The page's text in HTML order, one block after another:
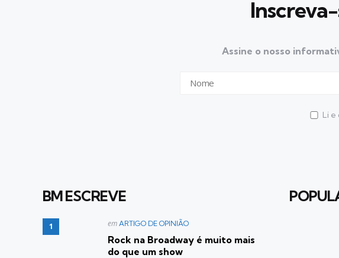
Assine o nosso
Li
BM ESCREVE
Postado
em ARTIGO DE OPINIÃO
Rock na Broadway é muito mais
do que um show